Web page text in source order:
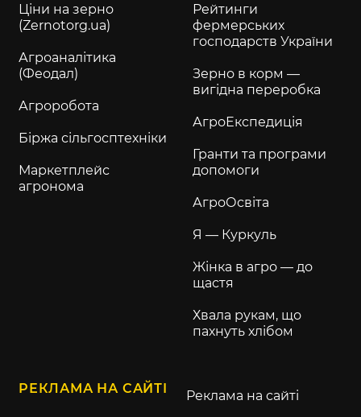
Ціни на зерно
(Zernotorg.ua)
Агроаналітика
(Феодал)
Агроробота
Біржа сільгосптехніки
Маркетплейс
агронома
Рейтинги
фермерських
господарств України
Зерно в корм —
вигідна переробка
АгроЕкспедиція
Гранти та програми
допомоги
АгроОсвіта
Я — Куркуль
Жінка в агро — до
щастя
Хвала рукам, що
пахнуть хлібом
РЕКЛАМА НА САЙТІ Реклама на сайті